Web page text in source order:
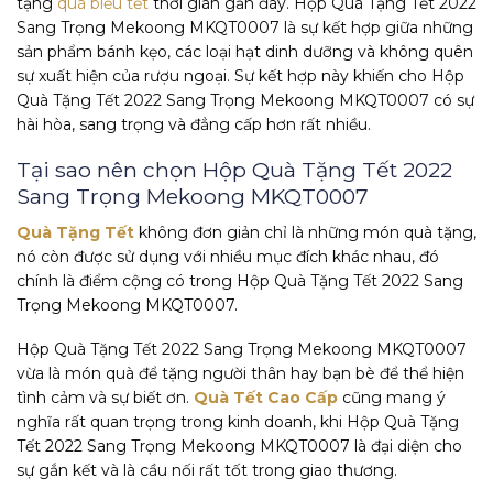
Sang Trọng Mekoong MKQT0007 là sự kết hợp giữa những
sản phẩm bánh kẹo, các loại hạt dinh dưỡng và không quên
sự xuất hiện của rượu ngoại. Sự kết hợp này khiến cho Hộp
Quà Tặng Tết 2022 Sang Trọng Mekoong MKQT0007 có sự
hài hòa, sang trọng và đẳng cấp hơn rất nhiều.
Tại sao nên chọn Hộp Quà Tặng Tết 2022
Sang Trọng Mekoong MKQT0007
Quà Tặng Tết không đơn giản chỉ là những món quà tặng,
nó còn được sử dụng với nhiều mục đích khác nhau, đó
chính là điểm cộng có trong Hộp Quà Tặng Tết 2022 Sang
Trọng Mekoong MKQT0007.
Hộp Quà Tặng Tết 2022 Sang Trọng Mekoong MKQT0007
vừa là món quà để tặng người thân hay bạn bè để thể hiện
tình cảm và sự biết ơn. Quà Tết Cao Cấp cũng mang ý
nghĩa rất quan trọng trong kinh doanh, khi Hộp Quà Tặng
Tết 2022 Sang Trọng Mekoong MKQT0007 là đại diện cho
sự gắn kết và là cầu nối rất tốt trong giao thương.